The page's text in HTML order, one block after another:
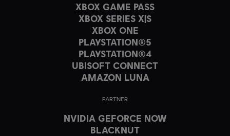
XBOX GAME PASS
XBOX SERIES X|S
XBOX ONE
PLAYSTATION®5
PLAYSTATION®4
UBISOFT CONNECT
AMAZON LUNA
PARTNER
NVIDIA GEFORCE NOW
BLACKNUT